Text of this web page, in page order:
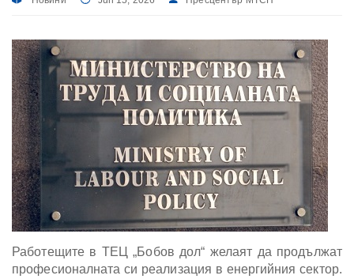
Работещите в ТЕЦ „Бобов дол“ желаят да продължат
професионалната си реализация в енергийния сектор.